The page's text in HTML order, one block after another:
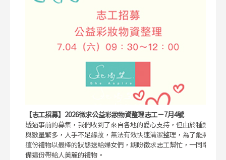
【志工招募】2026徵求公益彩妝物資整理志工－7月4號
透過事前的募集，我們收到了來自各地的愛心支持，但由於種類
與數量繁多，人手不足緣故，無法有效快速清潔整理，為了能將
這份禮物以最棒的狀態送給婦女們，期盼徵求志工幫忙，一同準
備這份帶給人美麗的禮物。